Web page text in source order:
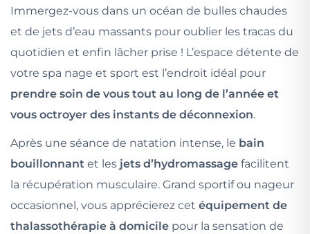
Immergez-vous dans un océan de bulles chaudes
et de jets d’eau massants pour oublier les tracas du
quotidien et enfin lâcher prise ! L’espace détente de
votre spa nage et sport est l’endroit idéal pour
prendre soin de vous tout au long de l’année et
vous octroyer des instants de déconnexion.
Après une séance de natation intense, le bain
bouillonnant et les jets d’hydromassage facilitent
la récupération musculaire. Grand sportif ou nageur
occasionnel, vous apprécierez cet équipement de
thalassothérapie à domicile pour la sensation de